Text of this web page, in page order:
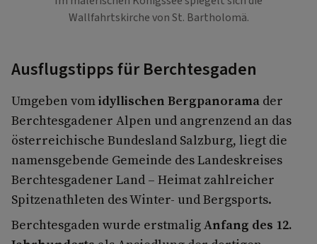
Wallfahrtskirche von St. Bartholomä.
Ausflugstipps für Berchtesgaden
Umgeben vomidyllischen Bergpanorama der
Berchtesgadener Alpen und angrenzend an das
österreichische Bundesland Salzburg, liegt die
namensgebende Gemeinde des Landeskreises
Berchtesgadener Land – Heimat zahlreicher
Spitzenathleten des Winter- und Bergsports.
Berchtesgaden wurde erstmaligAnfang des 12.